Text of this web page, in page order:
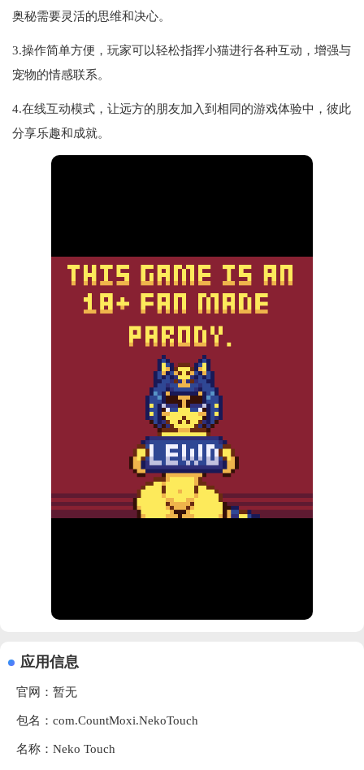
奥秘需要灵活的思维和决心。
3.操作简单方便，玩家可以轻松指挥小猫进行各种互动，增强与
宠物的情感联系。
4.在线互动模式，让远方的朋友加入到相同的游戏体验中，彼此
分享乐趣和成就。
应用信息
官网：暂无
包名：com.CountMoxi.NekoTouch
名称：Neko Touch